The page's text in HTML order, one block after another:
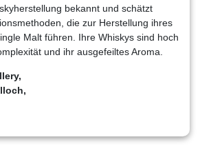
bekannt und schätzt
die zur Herstellung ihres
Malt führen. Ihre Whiskys sind hoch
und ihr ausgefeiltes Aroma.